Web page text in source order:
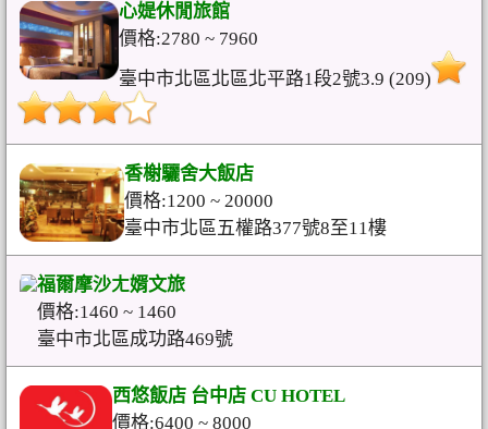
心媞休閒旅館
價格:2780 ~ 7960
臺中市北區北區北平路1段2號3.9 (209)
香榭驪舍大飯店
價格:1200 ~ 20000
臺中市北區五權路377號8至11樓
福爾摩沙ㄤ婿文旅
價格:1460 ~ 1460
臺中市北區成功路469號
西悠飯店 台中店 CU HOTEL
價格:6400 ~ 8000